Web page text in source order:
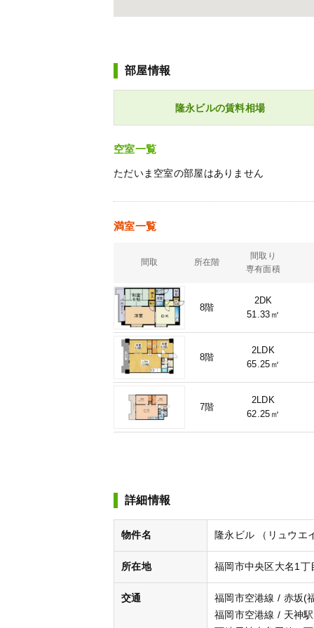
部屋情報
隆永ビルの賃料相場
空室一覧
ただいま空室の部屋はありません
満室一覧
間取 所在階
間取り
専有面積
8階
2DK
51.33㎡
8階
2LDK
65.25㎡
7階
2LDK
62.25㎡
詳細情報
物件名 隆永ビル （リュウエ
所在地 福岡市中央区大名1丁
交通
福岡市空港線 / 赤坂(
福岡市空港線 / 天神